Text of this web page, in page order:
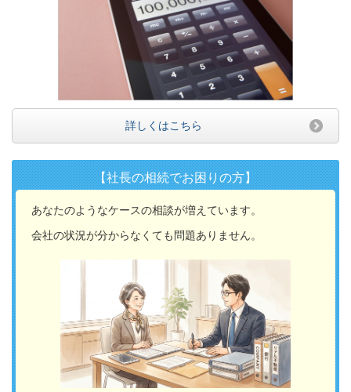
詳しくはこちら
【社長の相続でお困りの方】
あなたのようなケースの相談が増えています。
会社の状況が分からなくても問題ありません。